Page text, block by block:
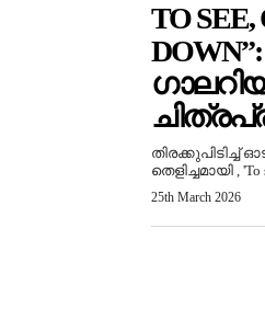
TO
തെളിച്ചമായി , 'To
25th March 2026